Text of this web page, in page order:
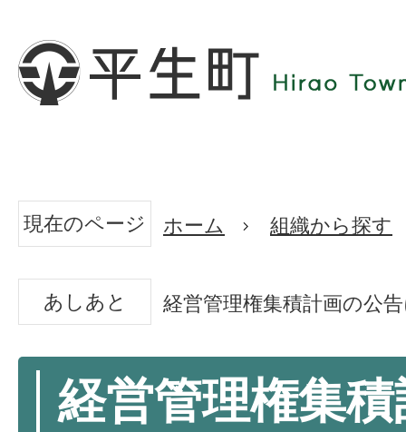
現在のページ ホーム 組織から探す
あしあと 経営管理権集積計画の公
経営管理権集